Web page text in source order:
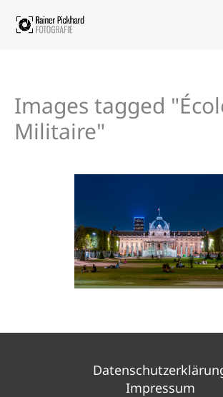
Inhalt
Images tagged
Militaire"
Impressum